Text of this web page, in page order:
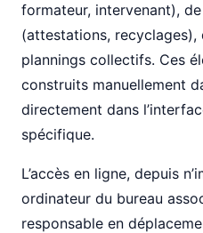
formateur, intervenant),
(attestations,
plannings collectifs. Ces
construits manuellement
directement dans
spécifique.
L’accès en ligne, depuis
ordinateur du bureau
responsable en